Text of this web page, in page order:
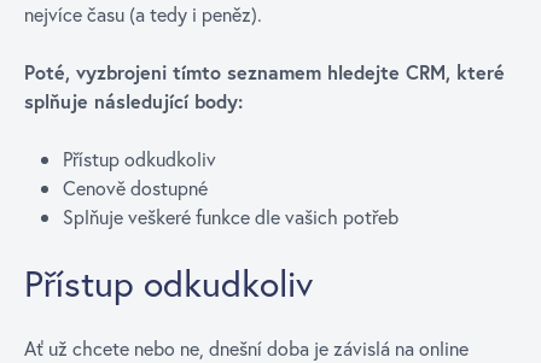
nejvíce času (a tedy i peněz).
Poté, vyzbrojeni tímto seznamem hledejte CRM, které
splňuje následující body:
Přístup odkudkoliv
Cenově dostupné
Splňuje veškeré funkce dle vašich potřeb
Přístup odkudkoliv
Ať už chcete nebo ne, dnešní doba je závislá na online